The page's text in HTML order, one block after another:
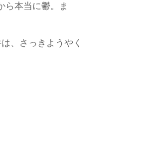
ら本当に鬱。ま
、さっきようやく